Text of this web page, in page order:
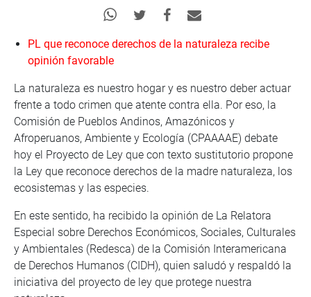
PL que reconoce derechos de la naturaleza recibe
opinión favorable
La naturaleza es nuestro hogar y es nuestro deber actuar
frente a todo crimen que atente contra ella. Por eso, la
Comisión de Pueblos Andinos, Amazónicos y
Afroperuanos, Ambiente y Ecología (CPAAAAE) debate
hoy el Proyecto de Ley que con texto sustitutorio propone
la Ley que reconoce derechos de la madre naturaleza, los
ecosistemas y las especies.
En este sentido, ha recibido la opinión de La Relatora
Especial sobre Derechos Económicos, Sociales, Culturales
y Ambientales (Redesca) de la Comisión Interamericana
de Derechos Humanos (CIDH), quien saludó y respaldó la
iniciativa del proyecto de ley que protege nuestra